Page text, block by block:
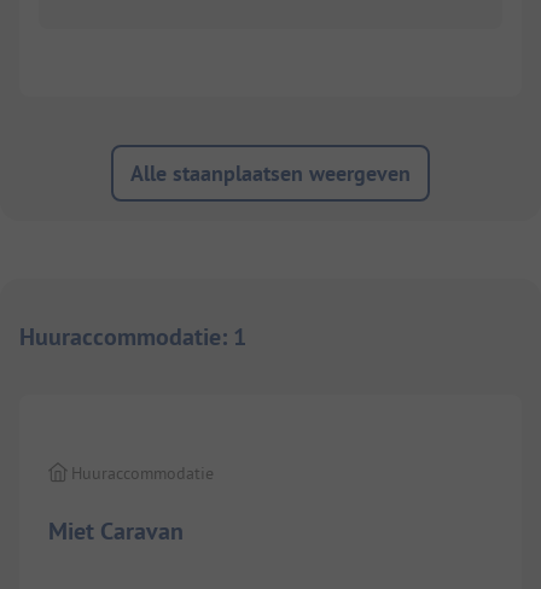
Alle staanplaatsen weergeven
Huuraccommodatie: 1
Miet Caravan
Huuraccommodatie